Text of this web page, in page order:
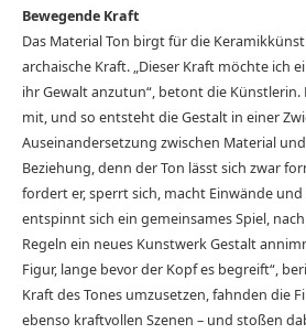
Bewegende Kraft
Das Material Ton birgt für die
archaische Kraft. „Dieser Kraft möchte ich
ihr Gewalt anzutun“, betont die Künstlerin.
mit, und so entsteht die Gestalt in einer
Auseinandersetzung zwischen Material
Beziehung, denn der Ton lässt sich zwar
fordert er, sperrt sich, macht Einwände und
entspinnt sich ein gemeinsames Spiel,
Regeln ein neues Kunstwerk Gestalt
Figur, lange bevor der Kopf es begreift“,
Kraft des Tones umzusetzen, fahnden die
ebenso kraftvollen Szenen – und stoßen